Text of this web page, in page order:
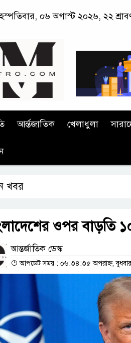
০৬ অগাস্ট ২০২৬, ২২
আর্ন্তজাতিক খেলাধুলা
খবর
ওপর বাড়তি
আন্তর্জাতিক ডেস্ক
আপডেট সময় : ০৬:৩৪:৩৫ অপরাহ্ন,